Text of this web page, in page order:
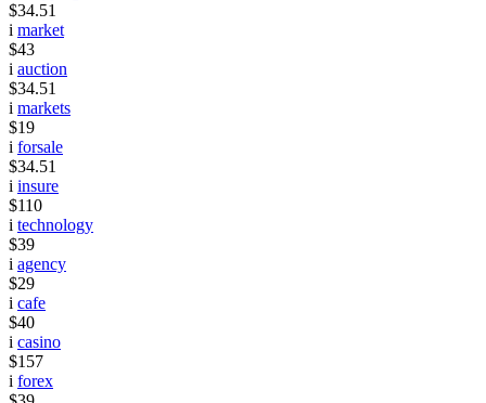
$34.51
i market
$43
i auction
$34.51
i markets
$19
i forsale
$34.51
i insure
$110
i technology
$39
i agency
$29
i cafe
$40
i casino
$157
i forex